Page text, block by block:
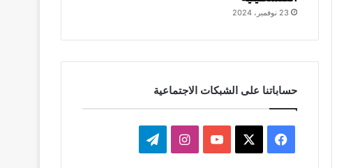
23 نوفمبر، 2024
حساباتنا على الشبكات الاجتماعية
فيسبوك ‫YouTubeانستقرامتيلقرام